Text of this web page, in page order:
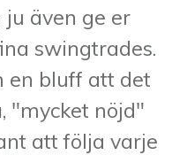
ju även ge er
swingtrades.
en bluff att det
"mycket nöjd"
att följa varje